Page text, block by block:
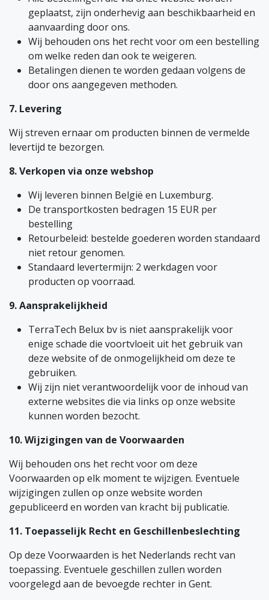
geplaatst, zijn onderhevig aan beschikbaarheid en
aanvaarding door ons.
Wij behouden ons het recht voor om een bestelling
om welke reden dan ook te weigeren.
Betalingen dienen te worden gedaan volgens de
door ons aangegeven methoden.
7. Levering
Wij streven ernaar om producten binnen de vermelde
levertijd te bezorgen.
8. Verkopen via onze webshop
Wij leveren binnen België en Luxemburg.
De transportkosten bedragen 15 EUR per
bestelling
Retourbeleid: bestelde goederen worden standaard
niet retour genomen.
Standaard levertermijn: 2 werkdagen voor
producten op voorraad.
9. Aansprakelijkheid
TerraTech Belux bv is niet aansprakelijk voor
enige schade die voortvloeit uit het gebruik van
deze website of de onmogelijkheid om deze te
gebruiken.
Wij zijn niet verantwoordelijk voor de inhoud van
externe websites die via links op onze website
kunnen worden bezocht.
10. Wijzigingen van de Voorwaarden
Wij behouden ons het recht voor om deze
Voorwaarden op elk moment te wijzigen. Eventuele
wijzigingen zullen op onze website worden
gepubliceerd en worden van kracht bij publicatie.
11. Toepasselijk Recht en Geschillenbeslechting
Op deze Voorwaarden is het Nederlands recht van
toepassing. Eventuele geschillen zullen worden
voorgelegd aan de bevoegde rechter in Gent.